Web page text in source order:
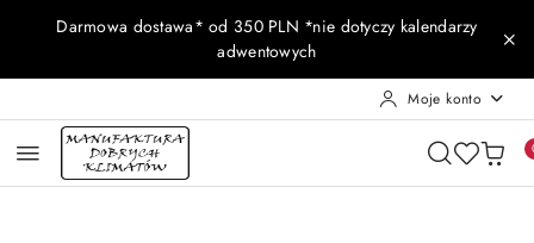
Przejdź do treści głównej
Przejdź do wyszukiwarki
Przejdź do moje konto
Przejdź do menu głównego
Przejdź do opisu produktu
Przejdź do stopki
Darmowa dostawa* od 350 PLN *nie dotyczy kalendarzy
adwentowych
Moje konto